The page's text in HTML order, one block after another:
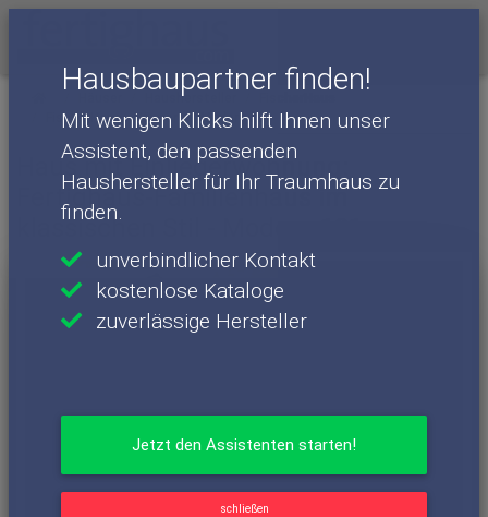
Hausbaupartner finden!
Mit wenigen Klicks hilft Ihnen unser
Assistent, den passenden
Haushersteller für Ihr Traumhaus zu
finden.
unverbindlicher Kontakt
kostenlose Kataloge
zuverlässige Hersteller
Jetzt den Assistenten starten!
schließen
Haushersteller
FischerHaus - Häuser
Modern 191
Haus mit Einliegerwohnung:
Fertighaus-Familienhaus im
klassischen Stil - Modern 191